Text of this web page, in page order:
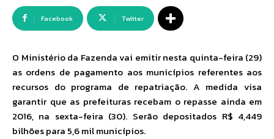
Facebook Twitter
O Ministério da Fazenda vai emitir nesta quinta-feira (29)
as ordens de pagamento aos municípios referentes aos
recursos do programa de repatriação. A medida visa
garantir que as prefeituras recebam o repasse ainda em
2016, na sexta-feira (30). Serão depositados R$ 4,449
bilhões para 5,6 mil municípios.